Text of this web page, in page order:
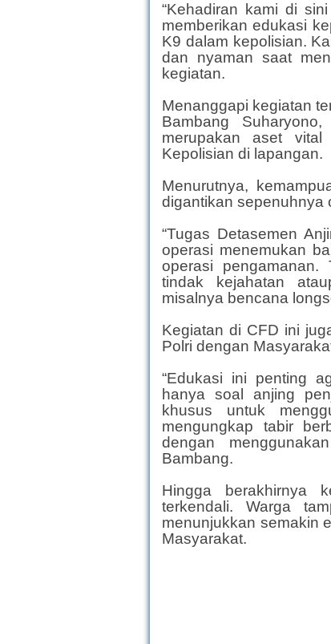
“Kehadiran kami di
memberikan edukasi
K9 dalam kepolisian.
dan nyaman saat
kegiatan.
Menanggapi kegiatan
Bambang
merupakan aset vital
Kepolisian di lapangan.
Menurutnya,
digantikan sepenuhnya
“Tugas Detasemen
operasi menemukan
operasi pengamanan.
tindak kejahatan
misalnya bencana
Kegiatan di CFD ini
Polri dengan
“Edukasi ini penting
hanya soal anjing
khusus untuk
mengungkap tabir
dengan
Bambang.
Hingga berakhirnya
terkendali. Warga
menunjukkan semakin
Masyarakat.